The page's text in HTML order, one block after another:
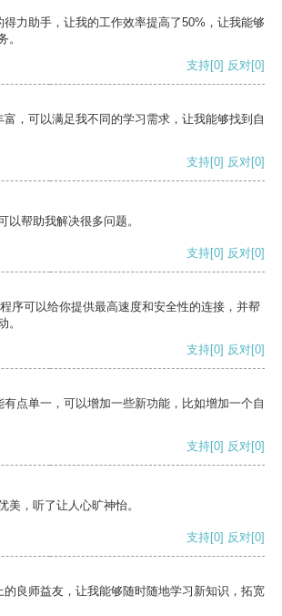
得力助手，让我的工作效率提高了50%，让我能够
。
支持[0] 反对[0]
，可以满足我不同的学习需求，让我能够找到自
支持[0] 反对[0]
以帮助我解决很多问题。
支持[0] 反对[0]
序可以给你提供最高速度和安全性的连接，并帮
。
支持[0] 反对[0]
点单一，可以增加一些新功能，比如增加一个自
支持[0] 反对[0]
美，听了让人心旷神怡。
支持[0] 反对[0]
的良师益友，让我能够随时随地学习新知识，拓宽